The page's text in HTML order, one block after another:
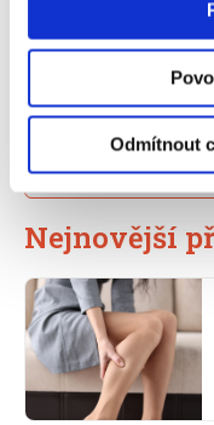
Odmítnout
potírání kůže
obsahem
Snižte také
Nejnovější